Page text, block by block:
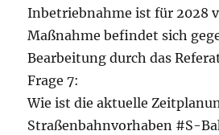
Inbetriebnahme ist für 2028
Maßnahme befindet sich
Bearbeitung durch das
Frage 7:
Wie ist die aktuelle
Straßenbahnvorhaben #S-